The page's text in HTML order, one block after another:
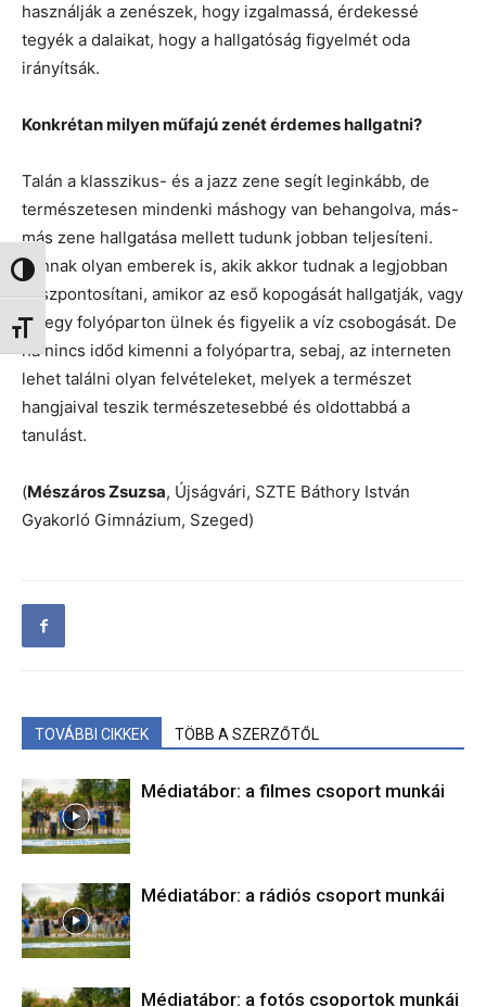
Nagy kontraszt váltása
Betűméret váltása
használják a zenészek, hogy izgalmassá, érdekessé
tegyék a dalaikat, hogy a hallgatóság figyelmét oda
irányítsák.
Konkrétan milyen műfajú zenét érdemes hallgatni?
Talán a klasszikus- és a jazz zene segít leginkább, de
természetesen mindenki máshogy van behangolva, más-
más zene hallgatása mellett tudunk jobban teljesíteni.
Vannak olyan emberek is, akik akkor tudnak a legjobban
összpontosítani, amikor az eső kopogását hallgatják, vagy
ha egy folyóparton ülnek és figyelik a víz csobogását. De
ha nincs időd kimenni a folyópartra, sebaj, az interneten
lehet találni olyan felvételeket, melyek a természet
hangjaival teszik természetesebbé és oldottabbá a
tanulást.
(Mészáros Zsuzsa, Újságvári, SZTE Báthory István
Gyakorló Gimnázium, Szeged)
TOVÁBBI CIKKEK TÖBB A SZERZŐTŐL
Médiatábor: a filmes csoport munkái
Médiatábor: a rádiós csoport munkái
Médiatábor: a fotós csoportok munkái